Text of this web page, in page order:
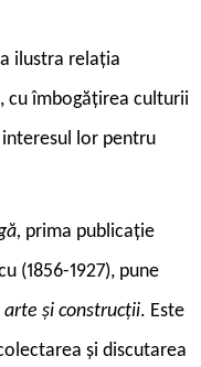
ilustra relația
cu îmbogățirea culturii
lor pentru
prima publicație
(1856-1927), pune
și construcții. Este
și discutarea